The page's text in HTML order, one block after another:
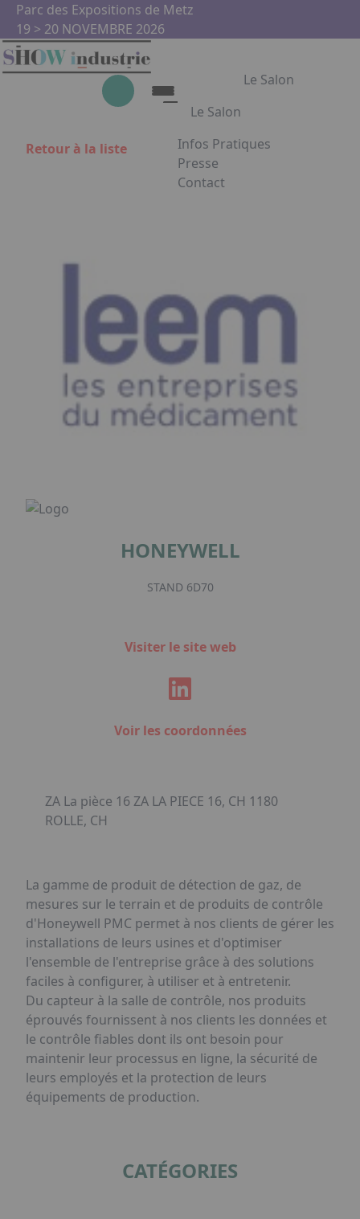
Aller au contenu principal
Parc des Expositions de Metz
19 > 20 NOVEMBRE 2026
Le Salon
Le Salon
Le Salon
Show Industrie
Infos Pratiques
Presse
Contact
Retour à la liste
HONEYWELL
STAND 6D70
Visiter le site web
Voir les coordonnées
ZA La pièce 16 ZA LA PIECE 16, CH 1180
ROLLE, CH
La gamme de produit de détection de gaz, de
mesures sur le terrain et de produits de contrôle
d'Honeywell PMC permet à nos clients de gérer les
installations de leurs usines et d'optimiser
l'ensemble de l'entreprise grâce à des solutions
faciles à configurer, à utiliser et à entretenir.
Du capteur à la salle de contrôle, nos produits
éprouvés fournissent à nos clients les données et
le contrôle fiables dont ils ont besoin pour
maintenir leur processus en ligne, la sécurité de
leurs employés et la protection de leurs
équipements de production.
CATÉGORIES
Panneau de gestion des cookies